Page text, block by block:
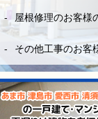
（株）モレナシ
防水工事お願い
かったと思います
今後も点検やメ
お世話になりま
お願いします。
屋根修理のお客様
その他工事のお客